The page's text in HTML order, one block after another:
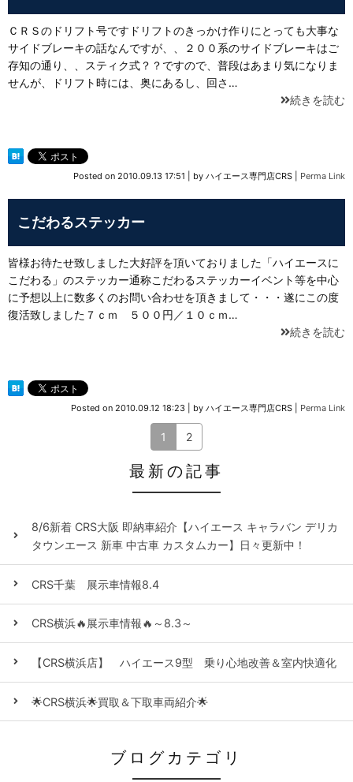
ＣＲＳのドリフト号ですドリフトのきっかけ作りにとっても大事な
サイドブレーキの話なんですが、、２００系のサイドブレーキはご
存知の通り、、スティク式？？ですので、普段はあまり気になりま
せんが、ドリフト時には、奥にあるし、回さ…
続きを読む
Posted on 2010.09.13 17:51 by ハイエース専門店CRS Perma Link
こだわるステッカー
皆様お待たせ致しました大好評を頂いておりました「ハイエースに
こだわる」のステッカー通称こだわるステッカーイベント等を中心
に予想以上に数多くのお問い合わせを頂きまして・・・遂にこの度
復活致しました７ｃｍ ５００円／１０ｃｍ…
続きを読む
Posted on 2010.09.12 18:23 by ハイエース専門店CRS Perma Link
1 2
最新の記事
8/6新着 CRS大阪 即納車紹介【ハイエース キャラバン デリカ
タウンエース 新車 中古車 カスタムカー】日々更新中！
CRS千葉 展示車情報8.4
CRS横浜🔥展示車情報🔥～8.3～
【CRS横浜店】 ハイエース9型 乗り心地改善＆室内快適化
🌟CRS横浜🌟買取＆下取車両紹介🌟
ブログカテゴリ